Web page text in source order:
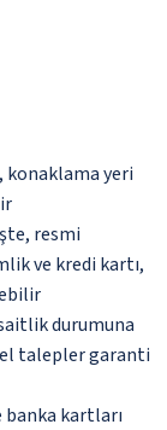
konaklama yeri
resmi
ve kredi kartı,
durumuna
talepler garanti
banka kartları